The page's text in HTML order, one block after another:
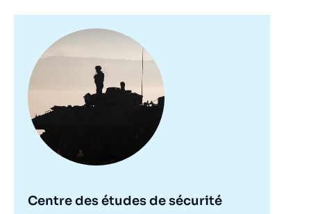
principale
Centre des études de sécurité